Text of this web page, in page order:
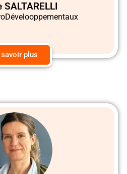
SALTARELLI
savoir plus